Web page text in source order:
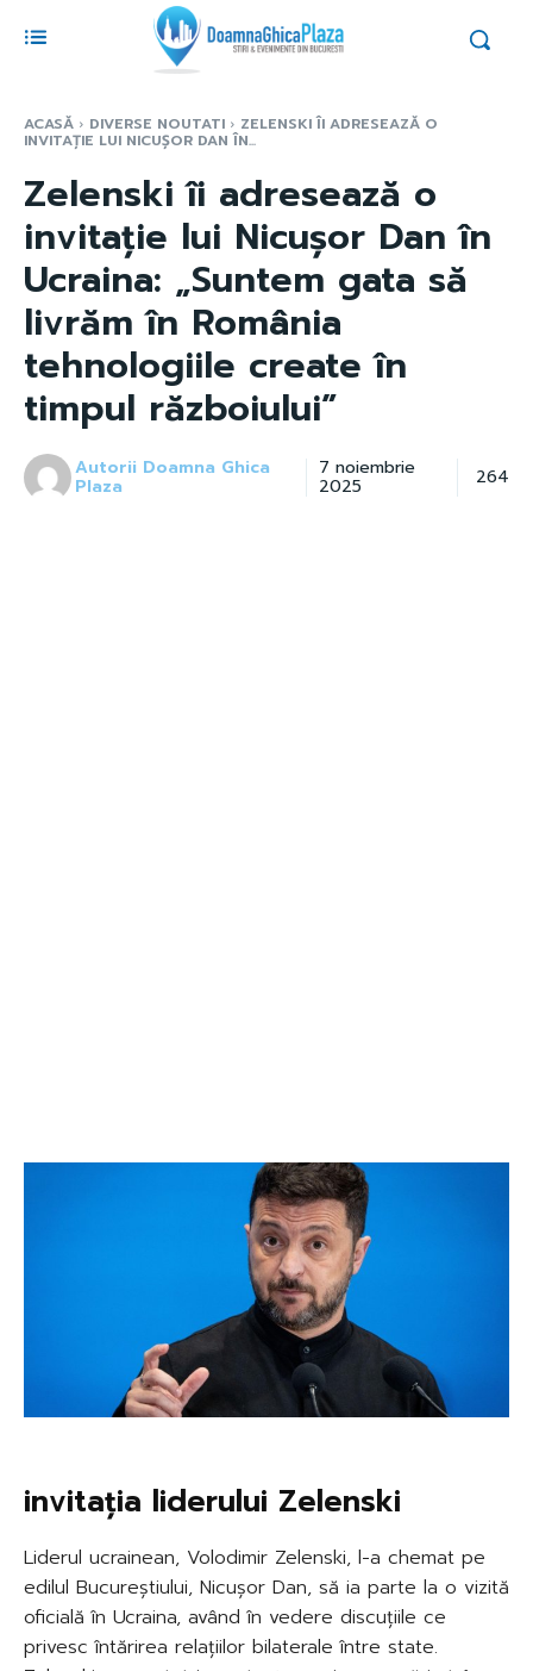
ACASĂ DIVERSE NOUTATI ZELENSKI ÎI ADRESEAZĂ O
INVITAȚIE LUI NICUȘOR DAN ÎN...
Zelenski îi adresează o
invitație lui Nicușor Dan în
Ucraina: „Suntem gata să
livrăm în România
tehnologiile create în
timpul războiului”
Autorii Doamna Ghica
Plaza
7 noiembrie
2025 264
invitația liderului Zelenski
Liderul ucrainean, Volodimir Zelenski, l-a chemat pe
edilul Bucureștiului, Nicușor Dan, să ia parte la o vizită
oficială în Ucraina, având în vedere discuțiile ce
privesc întărirea relațiilor bilaterale între state.